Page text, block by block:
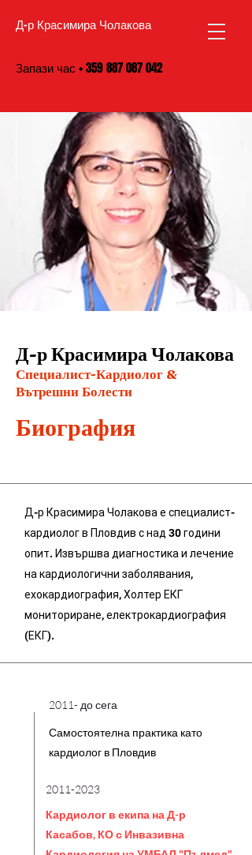
Д-р Красимира Чолакова
Запази час +359 887 087 042
Д-р Красимира Чолакова
Специалист-Кардиолог &
Вътрешни Болести
Биография
Д-р Красимира Чолакова е специалист-
кардиолог в Пловдив с над 30 години
опит. Извършва диагностика и лечение
на кардиологични заболявания,
ехокардиография, Холтер ЕКГ
мониториране, електрокардиография
(ЕКГ).
2011- до сега
Самостоятелна практика като
кардиолог в Пловдив
2011-2023
Кардиолог в екипа на Д-р
Касабов, КО с Инвазивна